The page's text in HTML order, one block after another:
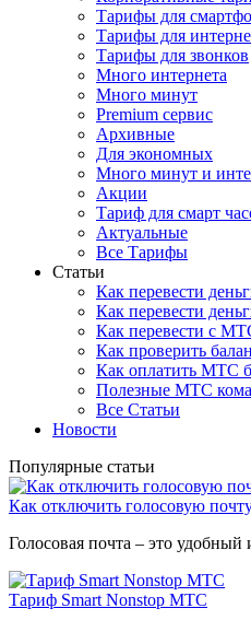
Тарифы для
Тарифы для
Тарифы для звонков
Много интернета
Много минут
Premium сервис
Архивные
Для экономных
Много минут и
Акции
Тариф для смарт
Актуальные
Все Тарифы
Статьи
Как перевести
Как перевести
Как перевести с
Как проверить
Как оплатить МТС
Полезные МТС
Все Статьи
Новости
Популярные статьи
Как отключить голосовую
Голосовая почта – это удобный
Тариф Smart Nonstop МТС